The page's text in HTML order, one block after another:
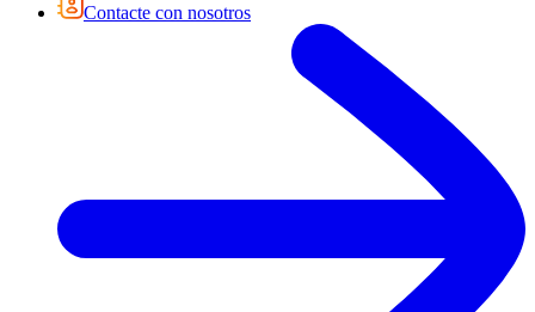
Contacte con nosotros